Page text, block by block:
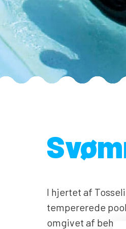
I hjertet af
tempererede
omgivet af